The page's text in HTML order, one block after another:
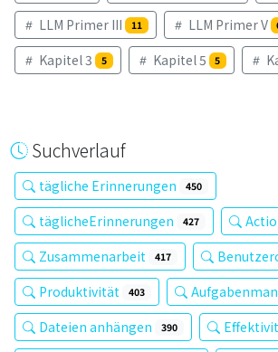
LLM Primer III 11 LLM Primer V
Kapitel 3 5 Kapitel 5 5
Suchverlauf
tägliche Erinnerungen 450
täglicheErinnerungen 427
Zusammenarbeit 417
Produktivität 403
Dateien anhängen 390